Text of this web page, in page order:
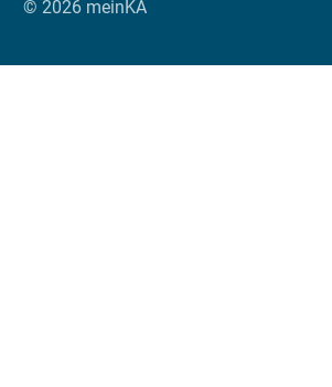
© 2026 meinKA